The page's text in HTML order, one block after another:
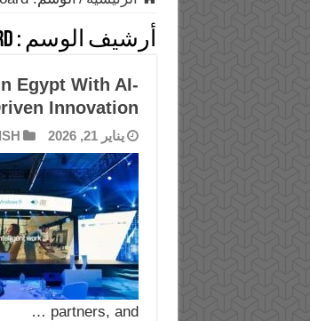
أرشيف الوسم :
Egypt With AI-
Innovation
يناير 21, 2026
partners, and …